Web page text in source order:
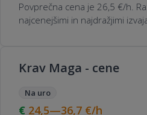
Povprečna cena je 26,5 €/h.
najcenejšimi in najdražjimi
Krav Maga - cene
Na uro
24,5—36,7 €/h